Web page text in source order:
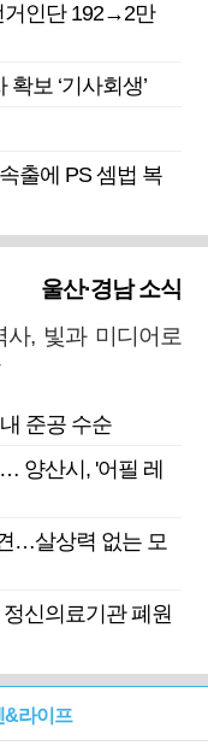
거인단 192→2만
보 ‘기사회생’
출에 PS 셈법 복
울산·경남 소식
사, 빛과 미디어로
준공 수순
양산시, '어필 레
…살상력 없는 모
신의료기관 폐원
&라이프